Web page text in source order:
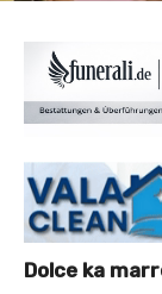
Dolce ka